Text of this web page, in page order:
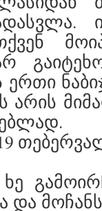
არის
ხე
და